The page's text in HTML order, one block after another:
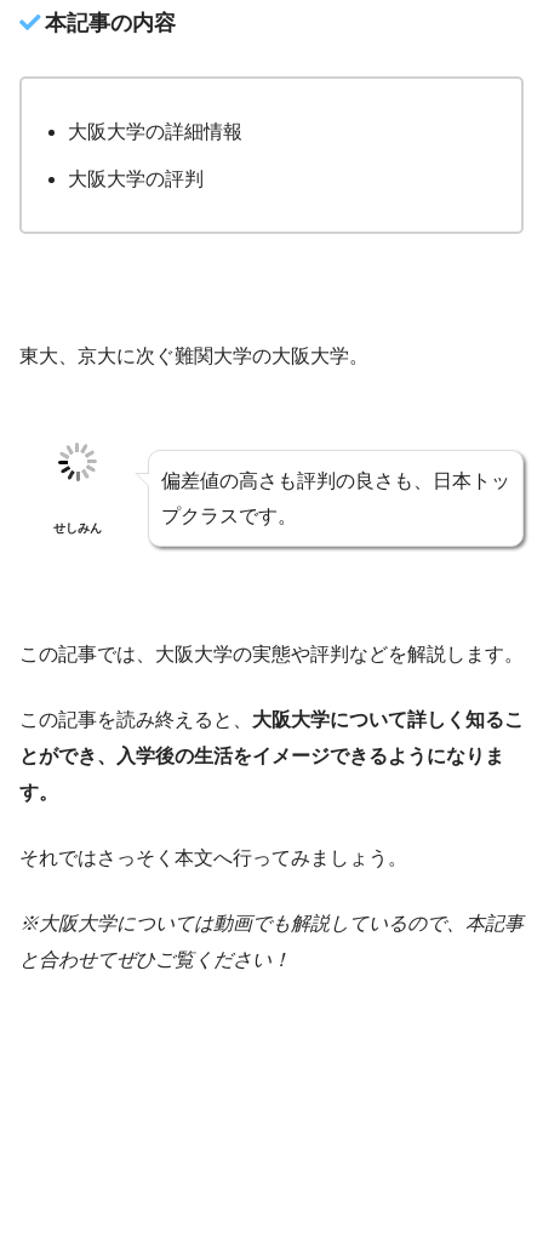
本記事の内容
大阪大学の詳細情報
大阪大学の評判
東大、京大に次ぐ難関大学の大阪大学。
せしみん
偏差値の高さも評判の良さも、日本トッ
プクラスです。
この記事では、大阪大学の実態や評判などを解説します。
この記事を読み終えると、 大阪大学について詳しく知るこ
とができ、入学後の生活をイメージできるようになりま
す。
それではさっそく本文へ行ってみましょう。
※大阪大学については動画でも解説しているので、本記事
と合わせてぜひご覧ください！